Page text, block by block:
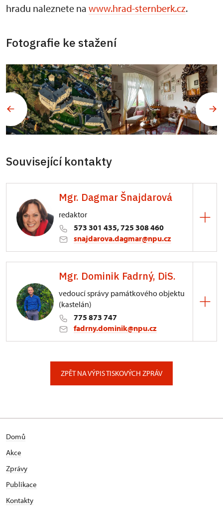
hradu naleznete na www.hrad-sternberk.cz.
Fotografie ke stažení
Související kontakty
Mgr. Dagmar Šnajdarová
redaktor
573 301 435, 725 308 460
snajdarova.dagmar@npu.cz
Sněmovní náměstí 1/2, Kroměříž 1
Mgr. Dominik Fadrný, DiS.
vedoucí správy památkového objektu
(kastelán)
775 873 747
fadrny.dominik@npu.cz
ZPĚT NA VÝPIS TISKOVÝCH ZPRÁV
Domů
Akce
Zprávy
Publikace
Kontakty